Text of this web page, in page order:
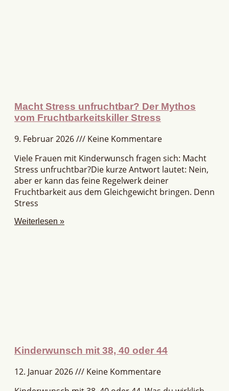
Macht Stress unfruchtbar? Der Mythos
vom Fruchtbarkeitskiller Stress
9. Februar 2026
Keine Kommentare
Viele Frauen mit Kinderwunsch fragen sich: Macht
Stress unfruchtbar?Die kurze Antwort lautet: Nein,
aber er kann das feine Regelwerk deiner
Fruchtbarkeit aus dem Gleichgewicht bringen. Denn
Stress
Weiterlesen »
Kinderwunsch mit 38, 40 oder 44
12. Januar 2026
Keine Kommentare